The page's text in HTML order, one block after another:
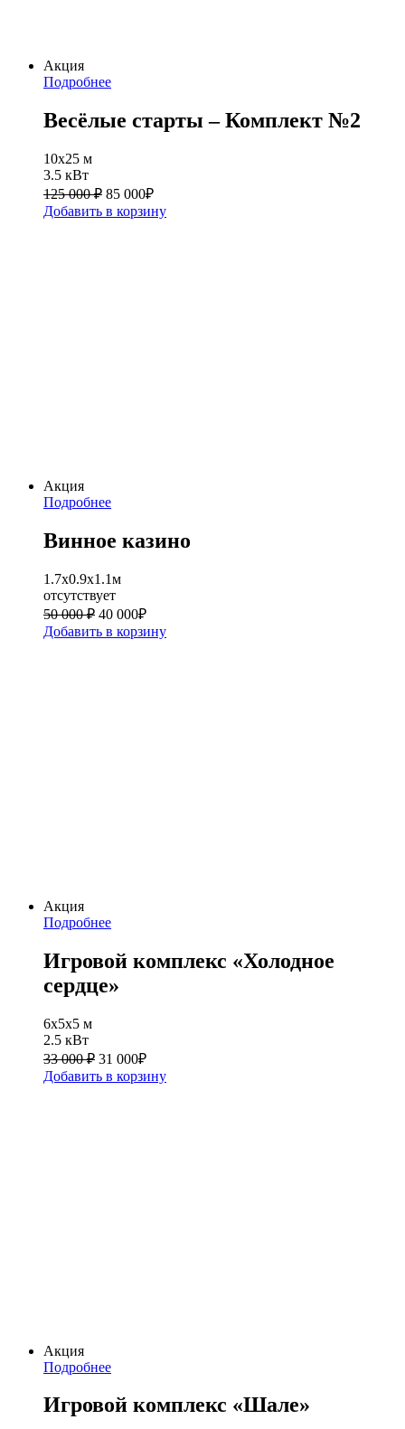
Акция
Подробнее
Весёлые старты – Комплект №2
10х25 м
3.5 кВт
125 000 ₽ 85 000₽
Добавить в корзину
Акция
Подробнее
Винное казино
1.7х0.9х1.1м
отсутствует
50 000 ₽ 40 000₽
Добавить в корзину
Акция
Подробнее
Игровой комплекс «Холодное
сердце»
6х5х5 м
2.5 кВт
33 000 ₽ 31 000₽
Добавить в корзину
Акция
Подробнее
Игровой комплекс «Шале»